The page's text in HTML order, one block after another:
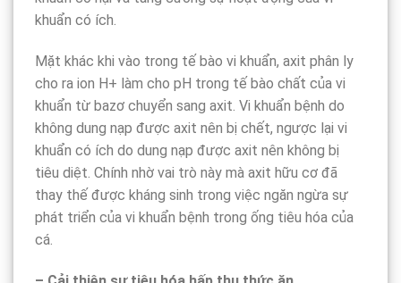
khuẩn có ích.
Mặt khác khi vào trong tế bào vi khuẩn, axit phân ly
cho ra ion H+ làm cho pH trong tế bào chất của vi
khuẩn từ bazơ chuyển sang axit. Vi khuẩn bệnh do
không dung nạp được axit nên bị chết, ngược lại vi
khuẩn có ích do dung nạp được axit nên không bị
tiêu diệt. Chính nhờ vai trò này mà axit hữu cơ đã
thay thế được kháng sinh trong việc ngăn ngừa sự
phát triển của vi khuẩn bệnh trong ống tiêu hóa của
cá.